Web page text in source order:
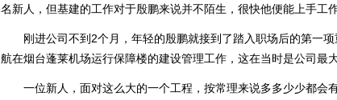
名新人，但基建的工作对于殷鹏来说并不陌生，很快他便能上手工作
刚进公司不到2个月，年轻的殷鹏就接到了踏入职场后的第一项
航在烟台蓬莱机场运行保障楼的建设管理工作，这在当时是公司最
一位新人，面对这么大的一个工程，按常理来说多多少少都会